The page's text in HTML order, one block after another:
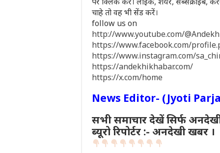
चाहे तो वह भी सेंड करें।
follow us on
http://www.youtube.com/
https://www.facebook.com/
https://www.instagram.com/
https://andekhikhabar.com/
https://x.com/home
News Editor- (Jyoti
सभी समाचार देखें सिर्फ
ब्यूरो रिपोर्टर :- अनदेखी खबर ।